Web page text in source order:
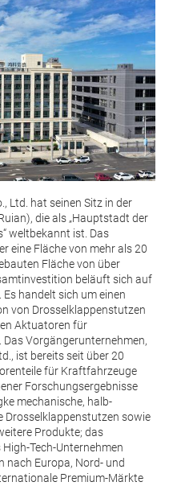
Ltd. hat seinen Sitz in der
die als „Hauptstadt der
weltbekannt ist. Das
eine Fläche von mehr als 20
Fläche von über
beläuft sich auf
Es handelt sich um einen
von Drosselklappenstutzen
Aktuatoren für
Vorgängerunternehmen,
ist bereits seit über 20
für Kraftfahrzeuge
Forschungsergebnisse
mechanische, halb-
Drosselklappenstutzen sowie
Produkte; das
Tech-Unternehmen
nach Europa, Nord- und
Premium-Märkte